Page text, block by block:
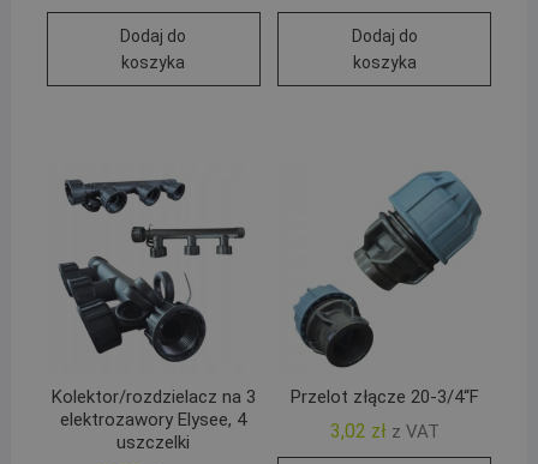
Dodaj do
koszyka
Dodaj do
koszyka
Kolektor/rozdzielacz na 3
elektrozawory Elysee, 4
uszczelki
Przelot złącze 20-3/4“F
3,02 zł z VAT